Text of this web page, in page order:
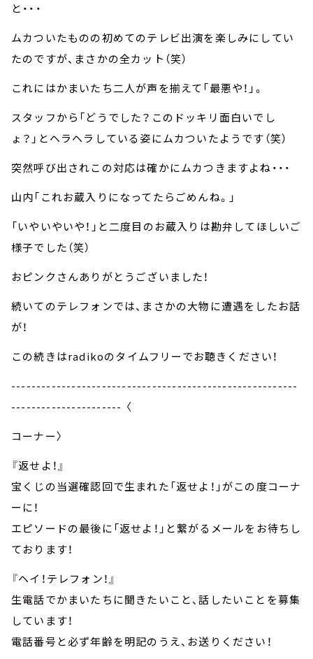
と・・・
ムカついたものの初めてのテレビ出演を楽しみにしてい
たのですが、まさかの全カット（笑）
これにはかまいたち二人が声を揃えて「最悪や！」。
スタッフから「どうでした？このドッキリ面白いでし
ょ？」とヘラヘラしている姿にムカついたようです（笑）
突然呼び出されこの対応は確かにムカつきますよね・・・
山内「これお蔵入りになってたらごめんね。」
「いやいやいや！」と二度目のお蔵入りは勘弁してほしいご
様子でした（笑）
おピンクさんありがとうございました！
続いてのテレフォンでは、まさかの大物に遭遇をしたお話
が！
この続きはradikoのタイムフリーでお聴きください！
---------------------------------------------------------
---------------------- 〈
コーナー〉
『返せよ！』
宝くじの当選確認回で生まれた「返せよ！」がこの度コーナ
ーに！
エピソードの最後に「返せよ！」と繋がるメールをお待ちし
ております！
『ヘイ！テレフォン！』
生電話でかまいたちに聞きたいこと、話したいことを募集
しています！
電話番号と必ず年齢を明記のうえ、お送りください！